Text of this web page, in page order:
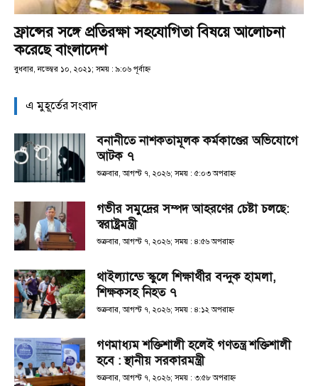
ফ্রান্সের সঙ্গে প্রতিরক্ষা সহযোগিতা বিষয়ে আলোচনা
করেছে বাংলাদেশ
বুধবার, নভেম্বর ১০, ২০২১; সময় : ৯:০৬ পূর্বাহ্ণ
এ মুহূর্তের সংবাদ
বনানীতে নাশকতামূলক কর্মকাণ্ডের অভিযোগে
আটক ৭
শুক্রবার, আগস্ট ৭, ২০২৬; সময় : ৫:০৩ অপরাহ্ণ
গভীর সমুদ্রের সম্পদ আহরণের চেষ্টা চলছে:
স্বরাষ্ট্রমন্ত্রী
শুক্রবার, আগস্ট ৭, ২০২৬; সময় : ৪:৫৬ অপরাহ্ণ
থাইল্যান্ডে স্কুলে শিক্ষার্থীর বন্দুক হামলা,
শিক্ষকসহ নিহত ৭
শুক্রবার, আগস্ট ৭, ২০২৬; সময় : ৪:১২ অপরাহ্ণ
গণমাধ্যম শক্তিশালী হলেই গণতন্ত্র শক্তিশালী
হবে : স্থানীয় সরকারমন্ত্রী
শুক্রবার, আগস্ট ৭, ২০২৬; সময় : ৩:৫৮ অপরাহ্ণ